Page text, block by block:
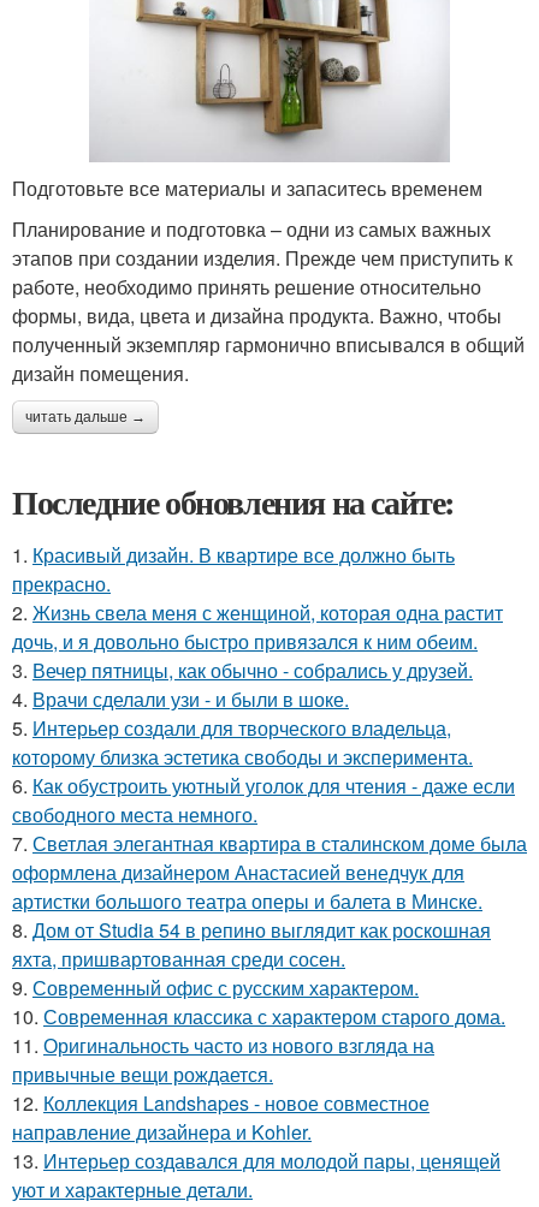
Подготовьте все материалы и запаситесь временем
Планирование и подготовка – одни из самых важных
этапов при создании изделия. Прежде чем приступить к
работе, необходимо принять решение относительно
формы, вида, цвета и дизайна продукта. Важно, чтобы
полученный экземпляр гармонично вписывался в общий
дизайн помещения.
читать дальше →
Последние обновления на сайте:
1. Красивый дизайн. В квартире все должно быть
прекрасно.
2. Жизнь свела меня с женщиной, которая одна растит
дочь, и я довольно быстро привязался к ним обеим.
3. Вечер пятницы, как обычно - собрались у друзей.
4. Врачи сделали узи - и были в шоке.
5. Интерьер создали для творческого владельца,
которому близка эстетика свободы и эксперимента.
6. Как обустроить уютный уголок для чтения - даже если
свободного места немного.
7. Светлая элегантная квартира в сталинском доме была
оформлена дизайнером Анастасией венедчук для
артистки большого театра оперы и балета в Минске.
8. Дом от Studia 54 в репино выглядит как роскошная
яхта, пришвартованная среди сосен.
9. Современный офис с русским характером.
10. Современная классика с характером старого дома.
11. Оригинальность часто из нового взгляда на
привычные вещи рождается.
12. Коллекция Landshapes - новое совместное
направление дизайнера и Kohler.
13. Интерьер создавался для молодой пары, ценящей
уют и характерные детали.